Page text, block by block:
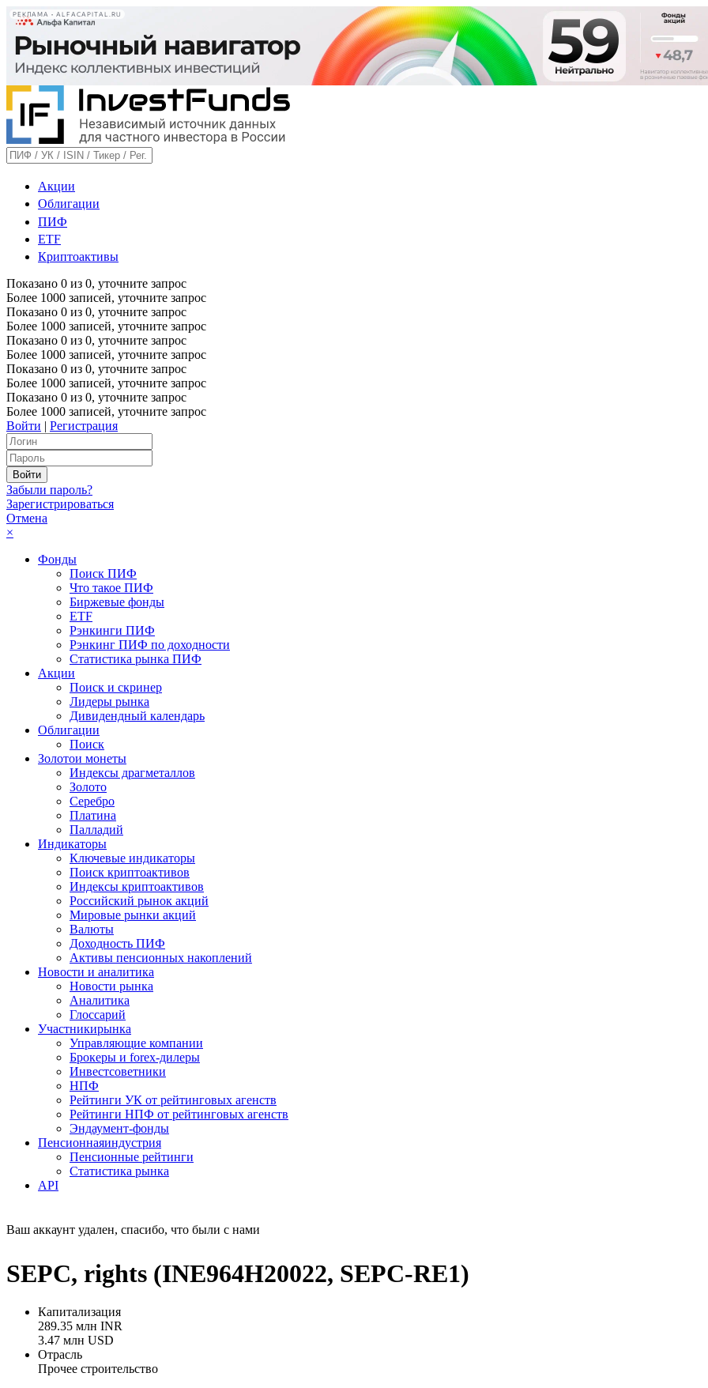
РЕКЛАМА • ALFACAPITAL.RU
Акции
Облигации
ПИФ
ETF
Криптоактивы
Показано 0 из 0, уточните запрос
Более 1000 записей, уточните запрос
Показано 0 из 0, уточните запрос
Более 1000 записей, уточните запрос
Показано 0 из 0, уточните запрос
Более 1000 записей, уточните запрос
Показано 0 из 0, уточните запрос
Более 1000 записей, уточните запрос
Показано 0 из 0, уточните запрос
Более 1000 записей, уточните запрос
Войти | Регистрация
Забыли пароль?
Зарегистрироваться
Отмена
×
Фонды
Поиск ПИФ
Что такое ПИФ
Биржевые фонды
ETF
Рэнкинги ПИФ
Рэнкинг ПИФ по доходности
Статистика рынка ПИФ
Акции
Поиск и скринер
Лидеры рынка
Дивидендный календарь
Облигации
Поиск
Золотои монеты
Индексы драгметаллов
Золото
Серебро
Платина
Палладий
Индикаторы
Ключевые индикаторы
Поиск криптоактивов
Индексы криптоактивов
Российский рынок акций
Мировые рынки акций
Валюты
Доходность ПИФ
Активы пенсионных накоплений
Новости и аналитика
Новости рынка
Аналитика
Глоссарий
Участникирынка
Управляющие компании
Брокеры и forex-дилеры
Инвестсоветники
НПФ
Рейтинги УК от рейтинговых агенств
Рейтинги НПФ от рейтинговых агенств
Эндаумент-фонды
Пенсионнаяиндустрия
Пенсионные рейтинги
Статистика рынка
API
Ваш аккаунт удален, спасибо, что были с нами
SEPC, rights (INE964H20022, SEPC-RE1)
Капитализация
289.35 млн INR
3.47 млн USD
Отрасль
Прочее строительство